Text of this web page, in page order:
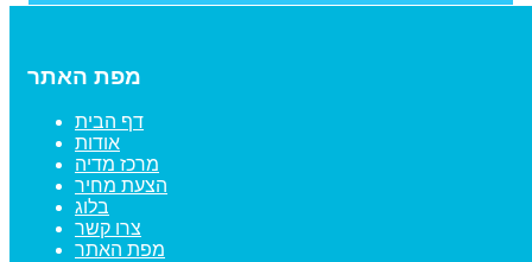
מפת האתר
דף הבית
אודות
מרכז מדיה
הצעת מחיר
בלוג
צרו קשר
מפת האתר